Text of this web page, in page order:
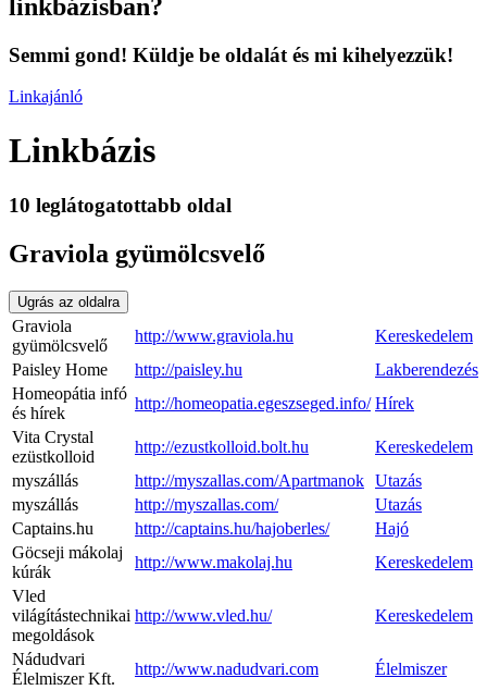
linkbázisban?
Semmi gond! Küldje be oldalát és mi kihelyezzük!
Linkajánló
Linkbázis
10 leglátogatottabb oldal
Graviola gyümölcsvelő
Ugrás az oldalra
Graviola
gyümölcsvelő
http://www.graviola.hu
Kereskedelem
Paisley Home
http://paisley.hu
Lakberendezés
Homeopátia infó
és hírek
http://homeopatia.egeszseged.info/ Hírek
Vita Crystal
ezüstkolloid
http://ezustkolloid.bolt.hu
Kereskedelem
myszállás
http://myszallas.com/Apartmanok Utazás
myszállás
http://myszallas.com/
Utazás
Captains.hu
http://captains.hu/hajoberles/
Hajó
Göcseji mákolaj
kúrák
http://www.makolaj.hu
Kereskedelem
Vled
világítástechnikai
megoldások
http://www.vled.hu/ Kereskedelem
Nádudvari
Élelmiszer Kft.
http://www.nadudvari.com Élelmiszer